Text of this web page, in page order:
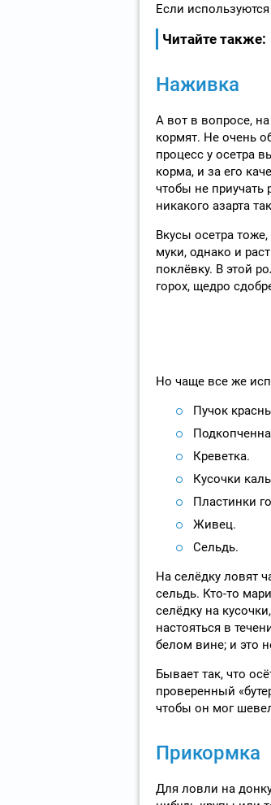
Если
Читайте также:
Наживка
А вот в вопросе, на
кормят. Не очень
процесс у осетра
корма, и за его
чтобы не приучать
никакого азарта
Вкусы осетра
муки, однако и
поклёвку. В этой
горох, щедро
Но чаще все же
Пучок
Креветка.
Кусочки
Пластинки
Живец.
Сельдь.
На селёдку ловят
сельдь. Кто-то
селёдку на
настояться в
белом вине; и это
Бывает так, что
проверенный
чтобы он мог
Прикормка
Для ловли на